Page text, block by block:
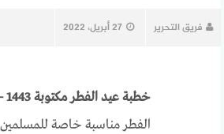
فريق التحرير 27 أبريل، 2022
خطبة عيد الفطر مكتوبة PDF 2022 – 1443
الفطر مناسبة خاصة